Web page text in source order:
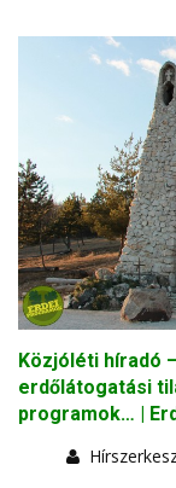
Közjóléti híradó
erdőlátogatási
programok… |